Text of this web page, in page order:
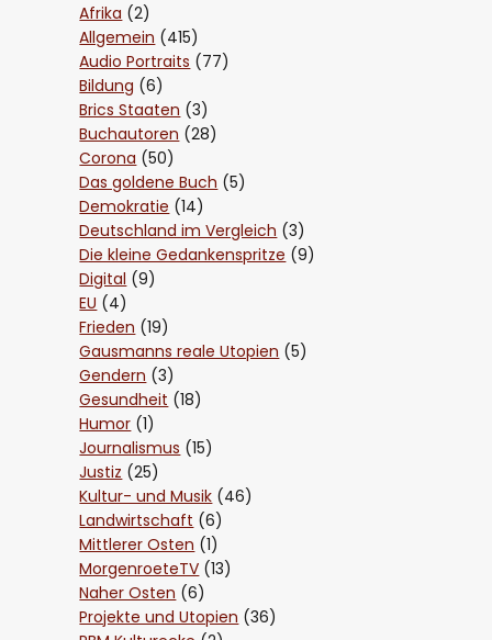
Afrika (2)
Allgemein (415)
Audio Portraits (77)
Bildung (6)
Brics Staaten (3)
Buchautoren (28)
Corona (50)
Das goldene Buch (5)
Demokratie (14)
Deutschland im Vergleich (3)
Die kleine Gedankenspritze (9)
Digital (9)
EU (4)
Frieden (19)
Gausmanns reale Utopien (5)
Gendern (3)
Gesundheit (18)
Humor (1)
Journalismus (15)
Justiz (25)
Kultur- und Musik (46)
Landwirtschaft (6)
Mittlerer Osten (1)
MorgenroeteTV (13)
Naher Osten (6)
Projekte und Utopien (36)